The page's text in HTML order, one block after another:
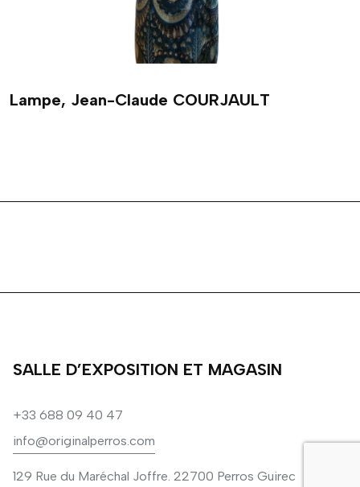
Lampe, Jean-Claude COURJAULT
SALLE D’EXPOSITION ET MAGASIN
+33 688 09 40 47
info@originalperros.com
129 Rue du Maréchal Joffre. 22700 Perros Guirec